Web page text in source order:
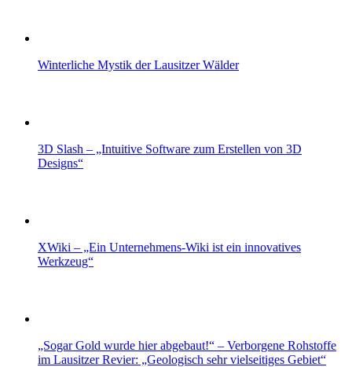
Winterliche Mystik der Lausitzer Wälder
3D Slash – „Intuitive Software zum Erstellen von 3D
Designs“
XWiki – „Ein Unternehmens-Wiki ist ein innovatives
Werkzeug“
„Sogar Gold wurde hier abgebaut!“ – Verborgene Rohstoffe
im Lausitzer Revier: „Geologisch sehr vielseitiges Gebiet“